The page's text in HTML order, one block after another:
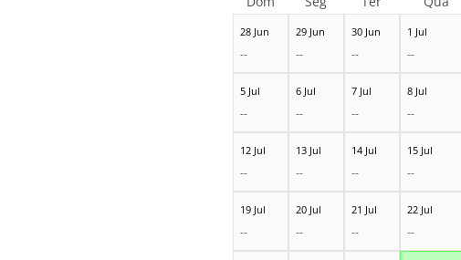
28 Jun
--
29 Jun
--
30 Jun
--
1 Jul
--
5 Jul
--
6 Jul
--
7 Jul
--
8 Jul
--
12 Jul
--
13 Jul
--
14 Jul
--
15 Jul
--
19 Jul
--
20 Jul
--
21 Jul
--
22 Jul
--